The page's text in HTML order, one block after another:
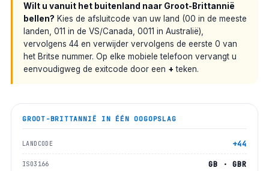
Wilt u vanuit het buitenland naar Groot-Brittannië
bellen? Kies de afsluitcode van uw land (00 in de meeste
landen, 011 in de VS/Canada, 0011 in Australië),
vervolgens 44 en verwijder vervolgens de eerste 0 van
het Britse nummer. Op elke mobiele telefoon vervangt u
eenvoudigweg de exitcode door een + teken.
GROOT-BRITTANNIË IN ÉÉN OOGOPSLAG
LANDCODE +44
ISO3166 GB · GBR